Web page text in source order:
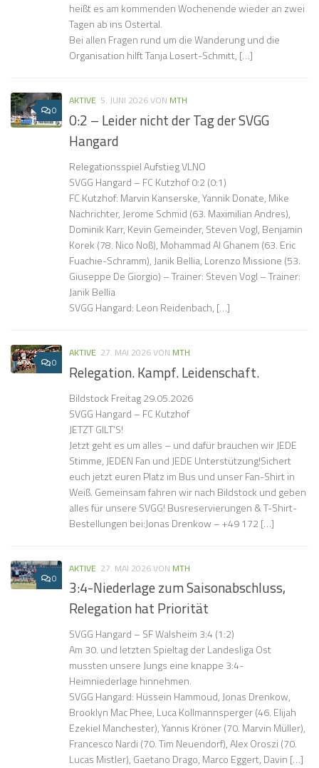
heißt es am kommenden Wochenende wieder an zwei
Tagen ab ins Ostertal.
Bei allen Fragen rund um die Wanderung und die
Organisation hilft Tanja Losert-Schmitt, […]
0
AKTIVE 5. JUNI 2026VON MTH
0:2 – Leider nicht der Tag der SVGG
Hangard
Relegationsspiel Aufstieg VLNO
SVGG Hangard – FC Kutzhof 0:2 (0:1)
FC Kutzhof: Marvin Kanserske, Yannik Donate, Mike
Nachrichter, Jerome Schmid (63. Maximilian Andres),
Dominik Karr, Kevin Gemeinder, Steven Vogl, Benjamin
Korek (78. Nico Noß), Mohammad Al Ghanem (63. Eric
Fuachie-Schramm), Janik Bellia, Lorenzo Missione (53.
Giuseppe De Giorgio) – Trainer: Steven Vogl – Trainer:
Janik Bellia
SVGG Hangard: Leon Reidenbach, […]
0
AKTIVE 27. MAI 2026VON MTH
Relegation. Kampf. Leidenschaft.
Bildstock Freitag 29.05.2026
SVGG Hangard – FC Kutzhof
JETZT GILT’S!
Jetzt geht es um alles – und dafür brauchen wir JEDE
Stimme, JEDEN Fan und JEDE Unterstützung!Sichert
euch jetzt euren Platz im Bus und unser Fan-Shirt in
Weiß. Gemeinsam fahren wir nach Bildstock und geben
alles für unsere SVGG! Busreservierungen & T-Shirt-
Bestellungen bei:Jonas Drenkow – ‪+49 172 […]
0
AKTIVE 27. MAI 2026VON MTH
3:4-Niederlage zum Saisonabschluss,
Relegation hat Priorität
SVGG Hangard – SF Walsheim 3:4 (1:2)
Am 30. und letzten Spieltag der Landesliga Ost
mussten unsere Jungs eine knappe 3:4-
Heimniederlage hinnehmen.
SVGG Hangard: Hüssein Hammoud, Jonas Drenkow,
Brooklyn Mac Phee, Luca Kollmannsperger (46. Elijah
Ezekiel Manchester), Yannis Kröner (70. Marvin Müller),
Francesco Nardi (70. Tim Neuendorf), Alex Oroszi (70.
Lucas Mistler), Gaetano Drago, Marco Eggert, Davin […]